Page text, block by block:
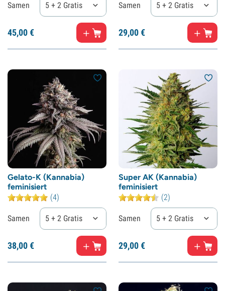
Samen 5 + 2 Gratis
45,00€
Samen 5 + 2 Gratis
29,00€
Gelato-K (Kannabia)
feminisiert
(4)
Samen 5 + 2 Gratis
38,00€
Super AK (Kannabia)
feminisiert
(2)
Samen 5 + 2 Gratis
29,00€